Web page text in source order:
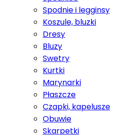
Spodnie i legginsy
Koszule, bluzki
Dresy
Bluzy
Swetry
Kurtki
Marynarki
Płaszcze
Czapki, kapelusze
Obuwie
Skarpetki